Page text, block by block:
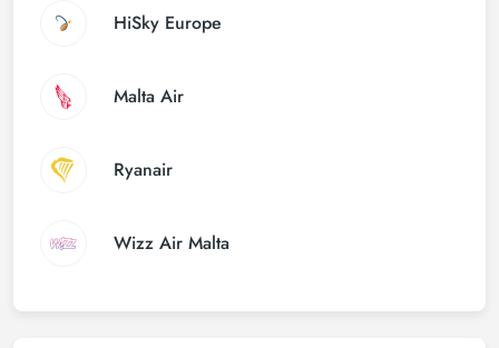
HiSky Europe
Malta Air
Ryanair
Wizz Air Malta